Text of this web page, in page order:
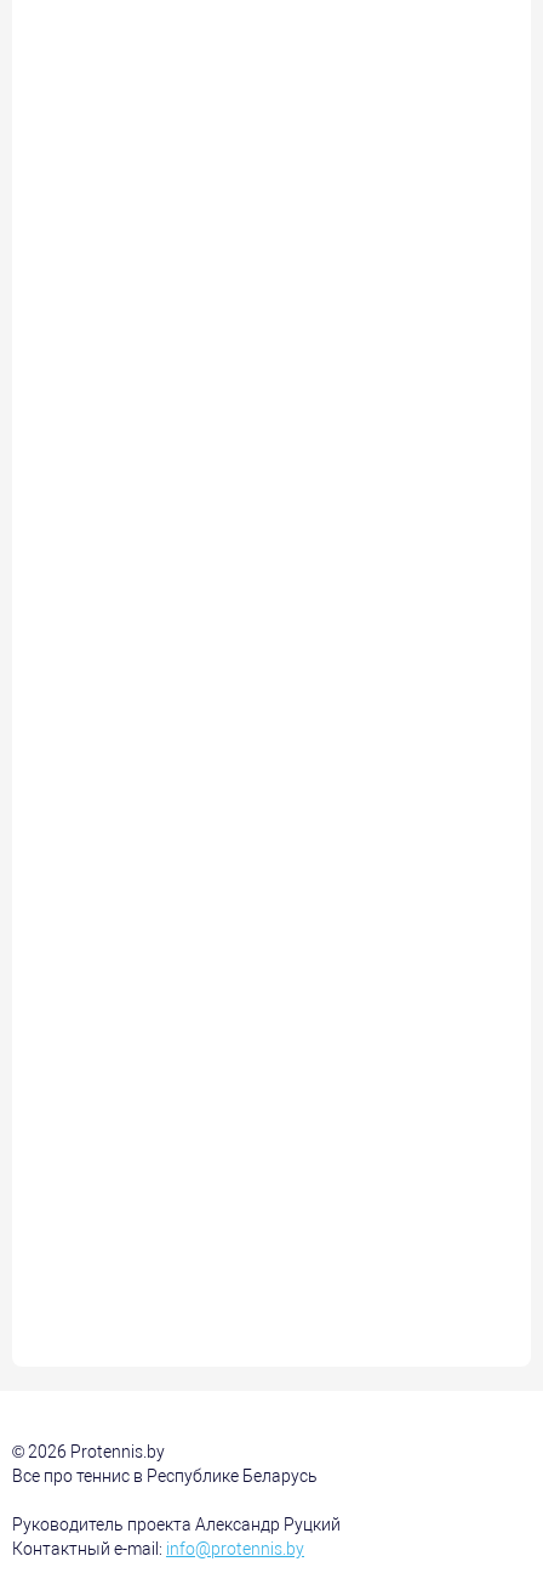
© 2026 Protennis.by
Все про теннис в Республике Беларусь
Руководитель проекта Александр Руцкий
Контактный e-mail: info@protennis.by